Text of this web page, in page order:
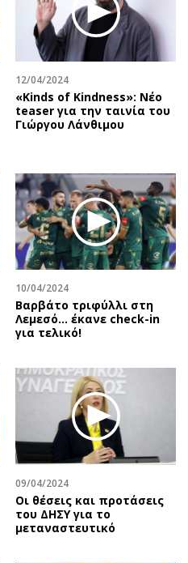
12/04/2024
«Kinds of Kindness»: Νέο
teaser για την ταινία του
Γιώργου Λάνθιμου
10/04/2024
Βαρβάτο τριφύλλι στη
Λεμεσό… έκανε check-in
για τελικό!
09/04/2024
Οι θέσεις και προτάσεις
του ΔΗΣΥ για το
μεταναστευτικό